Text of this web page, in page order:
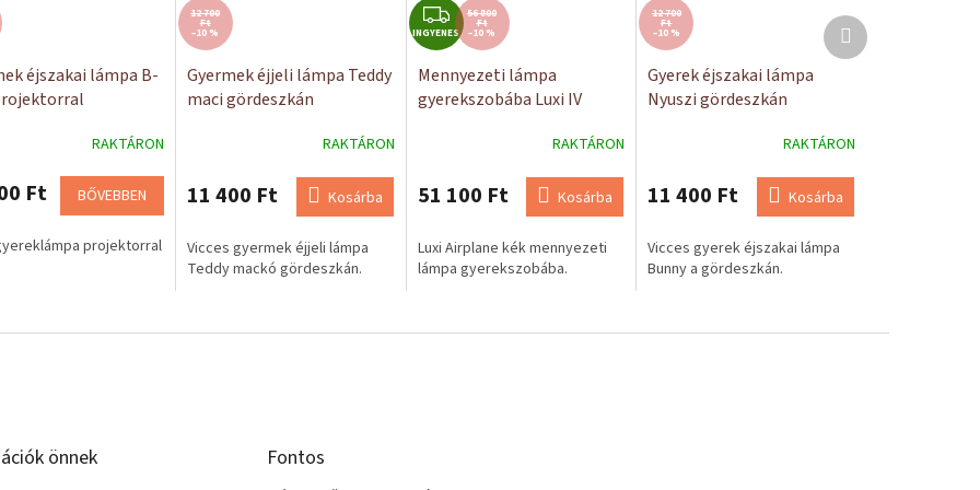
éjszakai lámpa B-
RAKTÁRON
Ft BŐVEBBEN
projektorral
12 700
Ft
–10 %
Gyermek éjjeli lámpa Teddy
maci gördeszkán
RAKTÁRON
11 400 Ft Kosárba
Vicces gyermek éjjeli lámpa
Teddy mackó gördeszkán.
I
N
G
Y
S
INGYENES
56 800
Ft
–10 %
Mennyezeti lámpa
gyerekszobába Luxi IV
RAKTÁRON
51 100 Ft Kosárba
Luxi Airplane kék mennyezeti
lámpa gyerekszobába.
12 700
Ft
–10 %
Gyerek éjszakai lámpa
Nyuszi gördeszkán
RAKTÁRON
11 400 Ft Kosárba
Vicces gyerek éjszakai lámpa
Bunny a gördeszkán.
Következő
termék
önnek Fontos